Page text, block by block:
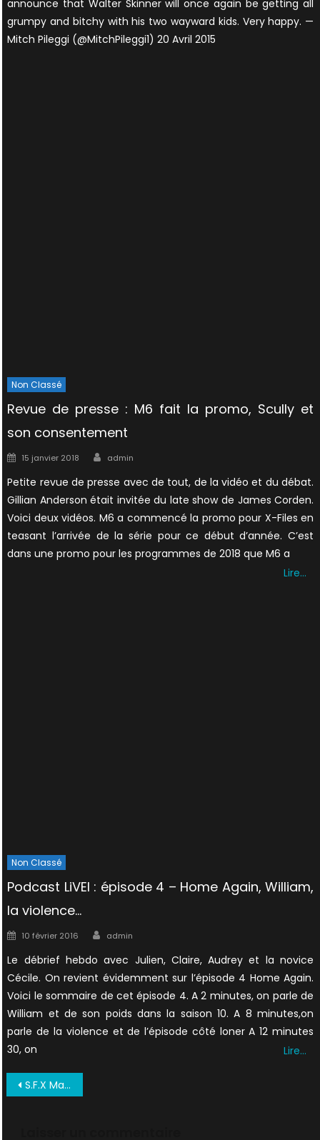
announce that Walter Skinner will once again be getting all
grumpy and bitchy with his two wayward kids. Very happy. —
Mitch Pileggi (@MitchPileggi1) 20 Avril 2015
Non Classé
Revue de presse : M6 fait la promo, Scully et
son consentement
Posted
15 janvier 2018 Author
admin
Petite revue de presse avec de tout, de la vidéo et du débat.
Gillian Anderson était invitée du late show de James Corden.
Voici deux vidéos. M6 a commencé la promo pour X-Files en
teasant l’arrivée de la série pour ce début d’année. C’est
dans une promo pour les programmes de 2018 que M6 a
Lire…
Non Classé
Podcast LiVEI : épisode 4 – Home Again, William,
la violence…
Posted
10 février 2016 Author
admin
Le débrief hebdo avec Julien, Claire, Audrey et la novice
Cécile. On revient évidemment sur l’épisode 4 Home Again.
Voici le sommaire de cet épisode 4. A 2 minutes, on parle de
William et de son poids dans la saison 10. A 8 minutes,on
parle de la violence et de l’épisode côté loner A 12 minutes
30, on
Lire…
Navigation
S.F.X Mai 1996 03